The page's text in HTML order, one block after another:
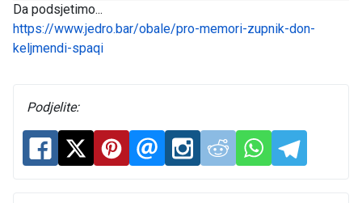
Da podsjetimo...
https://www.jedro.bar/obale/pro-memori-zupnik-don-
keljmendi-spaqi
Podjelite: